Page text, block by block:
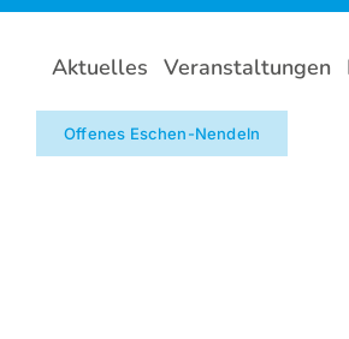
Zum
Aktuelles Veranstaltungen
Offenes Eschen-Nendeln